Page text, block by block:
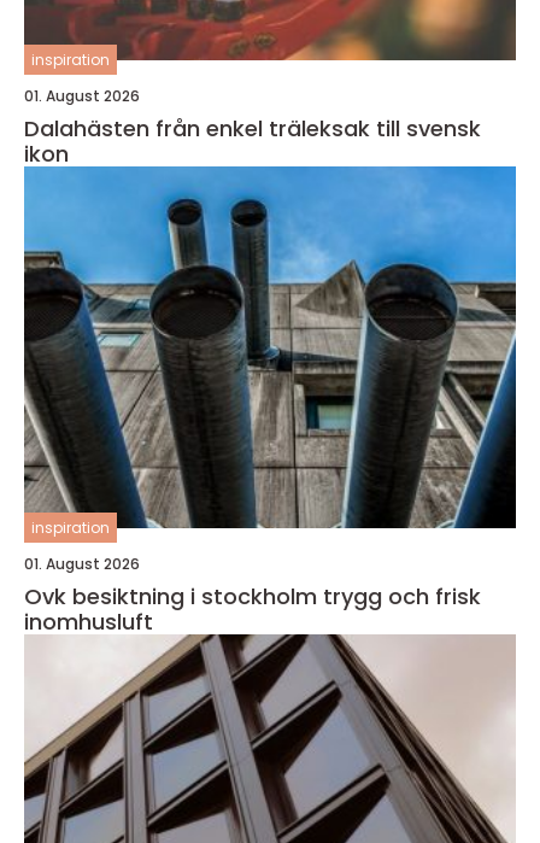
inspiration
01. August 2026
Dalahästen från enkel träleksak till svensk
ikon
inspiration
01. August 2026
Ovk besiktning i stockholm trygg och frisk
inomhusluft